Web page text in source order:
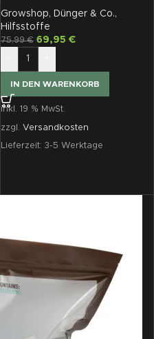
Growshop, Dünger & Co.,
Hilfsstoffe
75,99€ 69,95 €
IN DEN WARENKORB
inkl. 19 % MwSt.
zzgl. Versandkosten
Lieferzeit: 3-5 Werktage